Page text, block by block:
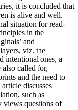
it is concluded that
is alive and well.
situation for read-
in the
and
viz. the
intentional ones, a
also called for,
and the need to
discusses
such as
views questions of